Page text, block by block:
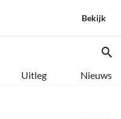
Bekijk
Uitleg Nieuws